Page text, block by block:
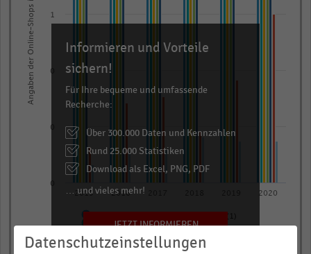
has
axis
displaying
categories.
categories.
Angaben der Online-Shops in Prozent
E-Wallets (z.B. Paypal, Amazon Pay) (1)
Kreditkarten (z.B. Mastercard, Visa)
Klassische Zahlungsverfahren (3)
Kauf auf Rechnung
2015 2016 2020
0
0
0
1
Informieren und Vorteile
sichern!
Für Ihre bequeme und umfassende
Recherche:
Über 300.000 Daten und Kennzahlen
Rund 25.000 Statistiken
Download als Excel, PNG, PDF
… und vieles mehr!
JETZT INFORMIEREN
Datenschutzeinstellungen